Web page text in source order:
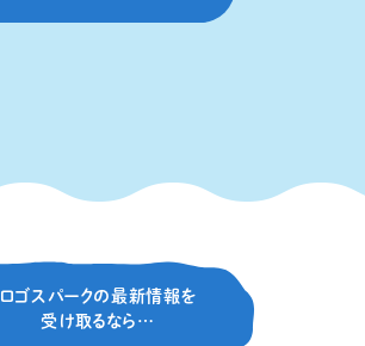
ロゴスパークの最新情報を
受け取るなら…